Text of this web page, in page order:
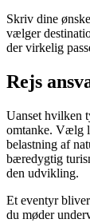
Skriv dine
vælger
der virkelig
Rejs
Uanset hvilken
omtanke. Vælg
belastning af
bæredygtig
den udvikling.
Et eventyr bliver
du møder